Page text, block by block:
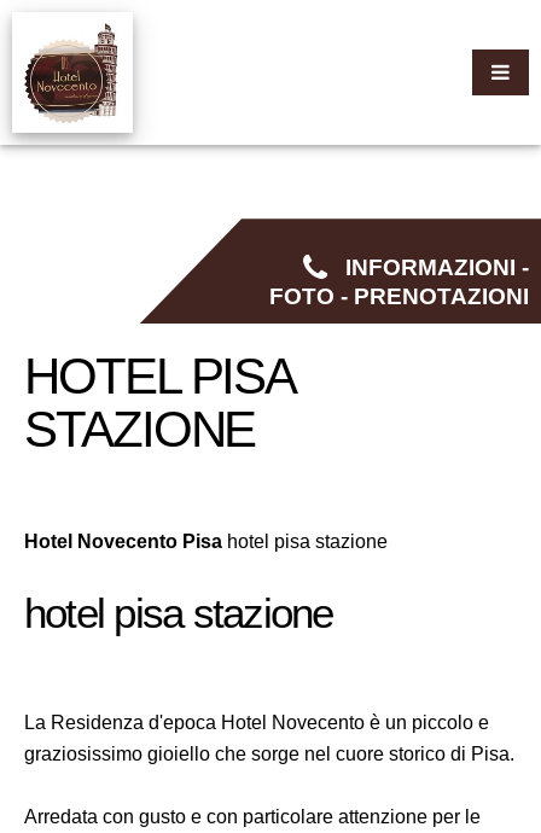
INFORMAZIONI -
FOTO - PRENOTAZIONI
HOTEL PISA
STAZIONE
Hotel Novecento Pisa hotel pisa stazione
hotel pisa stazione
La Residenza d'epoca Hotel Novecento è un piccolo e
graziosissimo gioiello che sorge nel cuore storico di Pisa.
Arredata con gusto e con particolare attenzione per le